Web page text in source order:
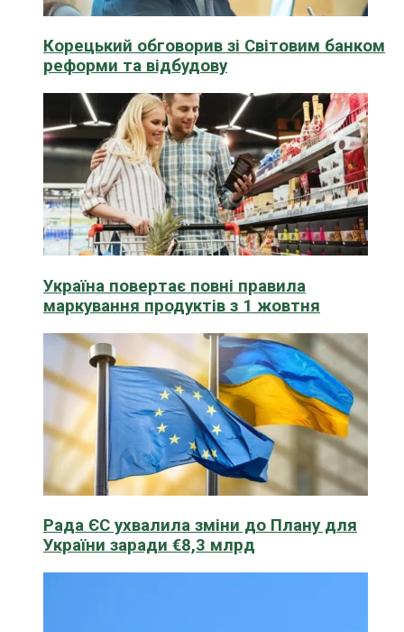
Корецький обговорив зі Світовим банком
реформи та відбудову
Україна повертає повні правила
маркування продуктів з 1 жовтня
Рада ЄС ухвалила зміни до Плану для
України заради €8,3 млрд